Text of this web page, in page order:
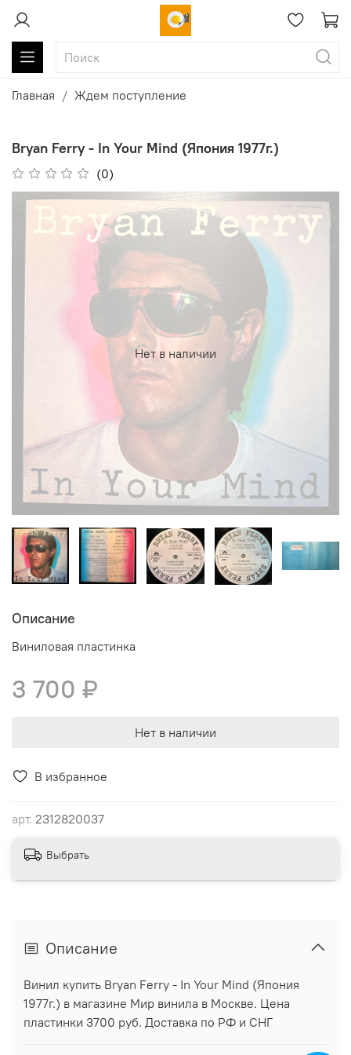
Главная Ждем поступление
Bryan Ferry - In Your Mind (Япония 1977г.)
(0)
В избранное
арт. 2312820037
Нет в наличии
Описание
Виниловая пластинка
3 700 ₽
Нет в наличии
Выбрать
Описание
Винил купить Bryan Ferry - In Your Mind (Япония
1977г.) в магазине Мир винила в Москве. Цена
пластинки 3700 руб. Доставка по РФ и СНГ